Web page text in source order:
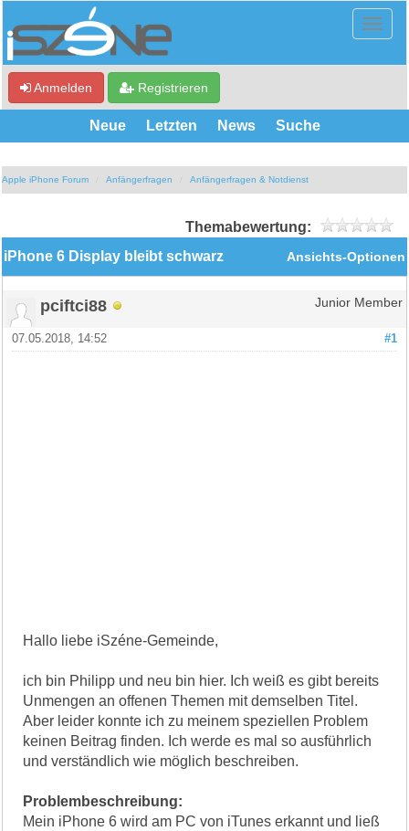
Anmelden Registrieren
Neue Letzten News Suche
Apple iPhone Forum Anfängerfragen Anfängerfragen & Notdienst
Themabewertung:
Ansichts-Optionen
iPhone 6 Display bleibt schwarz
pciftci88 Junior Member
#1
07.05.2018, 14:52
Hallo liebe iSzéne-Gemeinde,
ich bin Philipp und neu bin hier. Ich weiß es gibt bereits
Unmengen an offenen Themen mit demselben Titel.
Aber leider konnte ich zu meinem speziellen Problem
keinen Beitrag finden. Ich werde es mal so ausführlich
und verständlich wie möglich beschreiben.
Problembeschreibung:
Mein iPhone 6 wird am PC von iTunes erkannt und ließ